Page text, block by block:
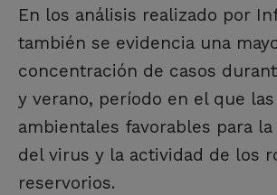
En los análisis realizado por
también se evidencia una
concentración de casos
y verano, período en el que
ambientales favorables para
del virus y la actividad de los
reservorios.